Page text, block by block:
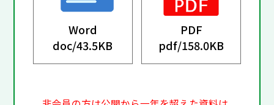
Word
doc/43.5KB
PDF
pdf/158.0KB